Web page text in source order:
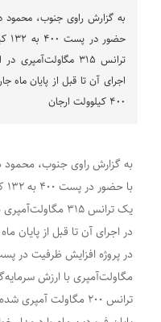
به گزارش راوی جنوب،
ترانس ۳۱۵
اجرای آن تا قبل از پایان
۴۰۰ کیلوولت ارجان
به گزارش راوی جنوب،
یک ترانس ۳۱۵
در اجرای آن تا قبل از پایان